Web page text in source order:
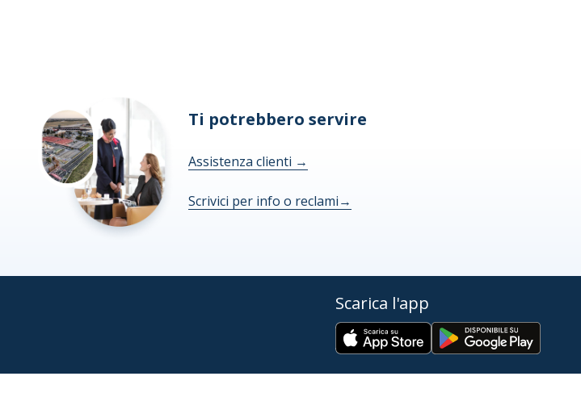
Ti potrebbero servire
Assistenza clienti →
Scrivici per info o reclami→
Scarica l'app